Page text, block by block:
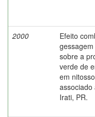
2000
Efeito
sobre a
verde de
em
associado
Irati, PR.